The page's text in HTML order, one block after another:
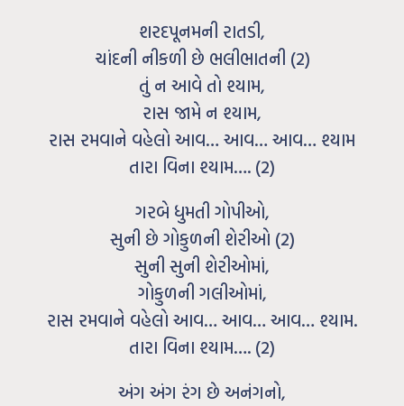
શરદપૂનમની રાતડી,
ચાંદની નીકળી છે ભલીભાતની (2)
તું ન આવે તો શ્યામ,
રાસ જામે ન શ્યામ,
રાસ રમવાને વહેલો આવ… આવ… આવ… શ્યામ
તારા વિના શ્યામ…. (2)
ગરબે ધુમતી ગોપીઓ,
સુની છે ગોકુળની શેરીઓ (2)
સુની સુની શેરીઓમાં,
ગોકુળની ગલીઓમાં,
રાસ રમવાને વહેલો આવ… આવ… આવ… શ્યામ.
તારા વિના શ્યામ…. (2)
અંગ અંગ રંગ છે અનંગનો,